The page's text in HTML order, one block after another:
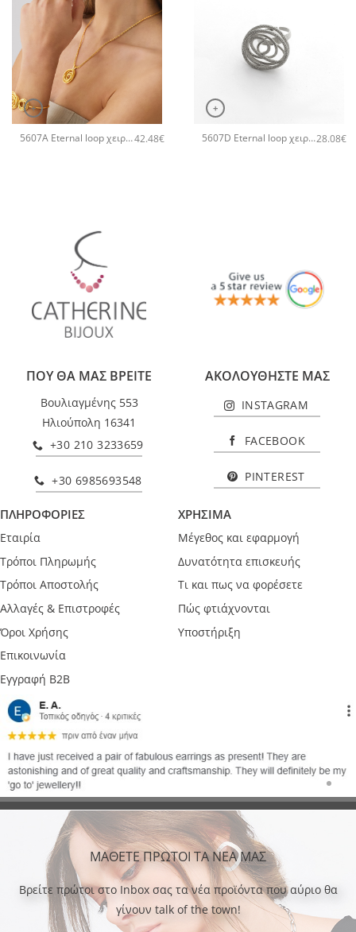
+
5607A Eternal loop χειροποίητο κολιέ Catherine bijoux Χρυσό42.48€
+
5607D Eternal loop χειροποίητο δαχτυλιδι Catherine bijoux Ασημί28.08€
ΠΟΥ ΘΑ ΜΑΣ ΒΡΕΙΤΕ
Βουλιαγμένης 553
Ηλιούπολη 16341
+30 210 3233659
+30 6985693548
ΑΚΟΛΟΥΘΗΣΤΕ ΜΑΣ
INSTAGRAM
FACEBOOK
PINTEREST
ΠΛΗΡΟΦΟΡΙΕΣ
Εταιρία
Τρόποι Πληρωμής
Τρόποι Αποστολής
Αλλαγές & Επιστροφές
Όροι Χρήσης
Επικοινωνία
Εγγραφή B2B
ΧΡΗΣΙΜΑ
Μέγεθος και εφαρμογή
Δυνατότητα επισκευής
Τι και πως να φορέσετε
Πώς φτιάχνονται
Υποστήριξη
ΜΑΘΕΤΕ ΠΡΩΤΟΙ ΤΑ ΝΕΑ ΜΑΣ
Bρείτε πρώτοι στο Inbox σας τα νέα προϊόντα που αύριο θα
γίνουν talk of the town!